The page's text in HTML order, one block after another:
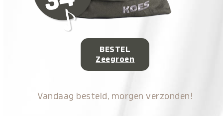
BESTEL
Zeegroen
Vandaag besteld, morgen verzonden!